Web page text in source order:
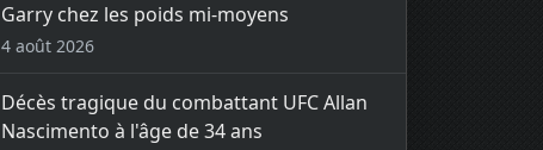
Garry chez les poids mi-moyens
4 août 2026
Décès tragique du combattant UFC Allan
Nascimento à l'âge de 34 ans